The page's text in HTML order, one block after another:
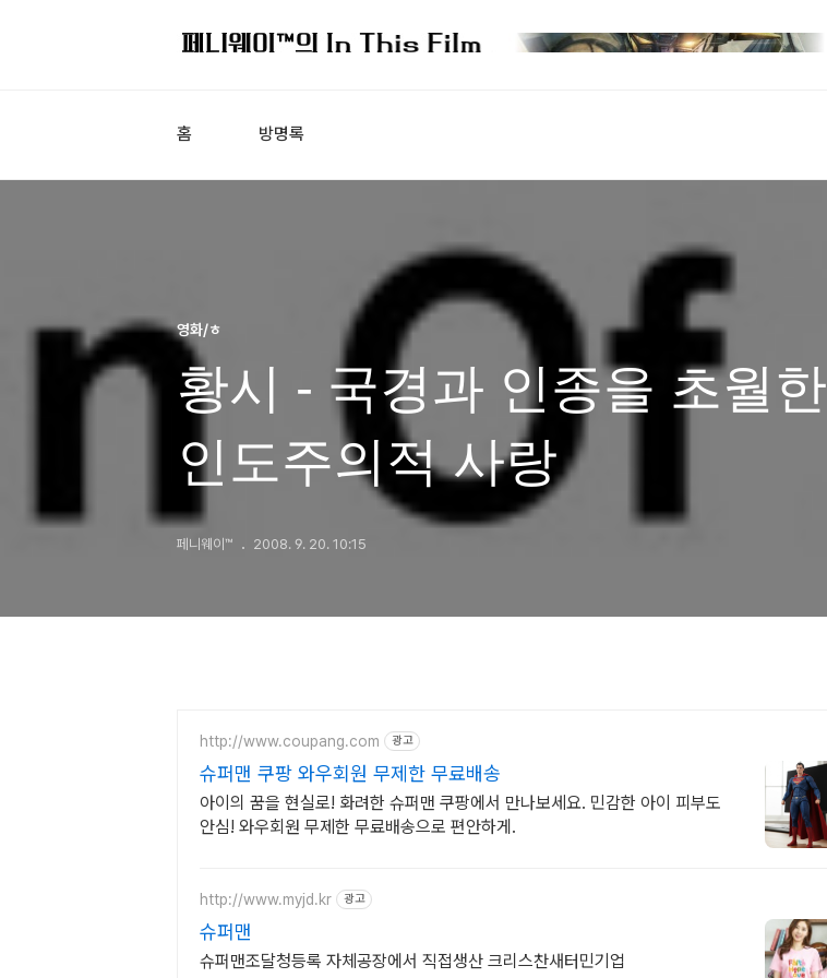
홈 방명록
영화/ㅎ
황시 - 국경과 인종을 초월한
인도주의적 사랑
페니웨이™ 2008. 9. 20. 10:15
http://www.coupang.com 광고
슈퍼맨 쿠팡 와우회원 무제한 무료배송
아이의 꿈을 현실로! 화려한 슈퍼맨 쿠팡에서 만나보세요. 민감한 아이 피부도
안심! 와우회원 무제한 무료배송으로 편안하게.
http://www.myjd.kr 광고
슈퍼맨
슈퍼맨조달청등록 자체공장에서 직접생산 크리스찬새터민기업